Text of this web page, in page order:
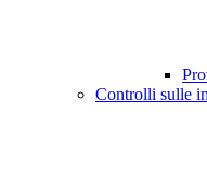
Controlli sulle